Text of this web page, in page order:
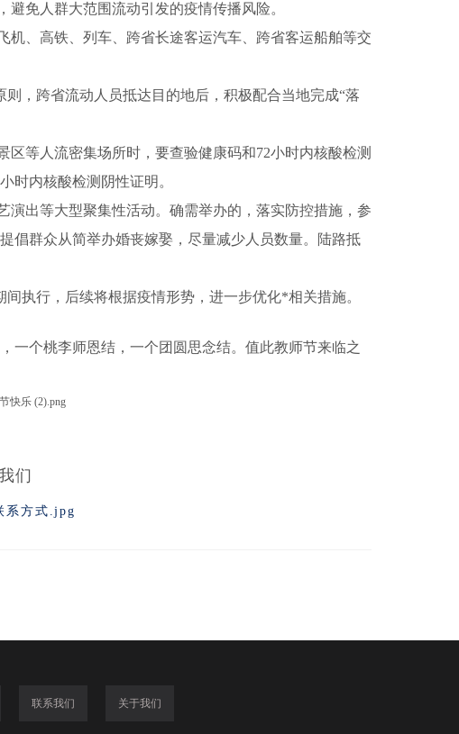
避免人群大范围流动引发的疫情传播风险。
机、高铁、列车、跨省长途客运汽车、跨省客运船舶等交
，跨省流动人员抵达目的地后，积极配合当地完成“落
等人流密集场所时，要查验健康码和72小时内核酸检测
时内核酸检测阴性证明。
演出等大型聚集性活动。确需举办的，落实防控措施，参
倡群众从简举办婚丧嫁娶，尽量减少人员数量。陆路抵
间执行，后续将根据疫情形势，进一步优化*相关措施。
一个桃李师恩结，一个团圆思念结。 值此教师节来临之
们
联系我们 关于我们